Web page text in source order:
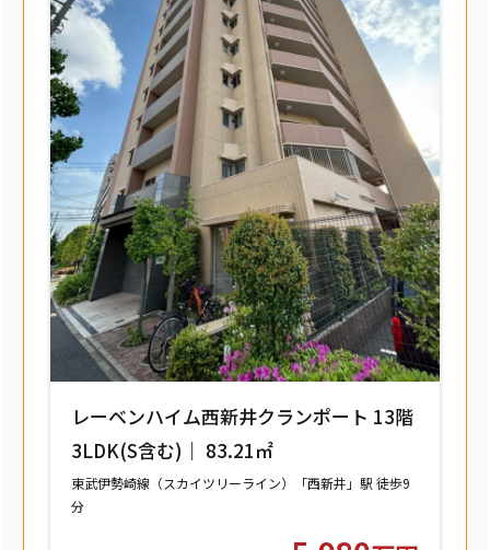
レーベンハイム西新井クランポート 13階
3LDK(S含む)｜ 83.21㎡
東武伊勢崎線（スカイツリーライン）「西新井」駅 徒歩9
分